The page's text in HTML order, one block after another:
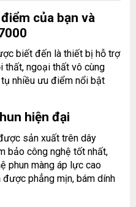
của bạn và
biết đến là thiết bị hỗ trợ
thất, ngoại thất vô cùng
nhiều ưu điểm nổi bật
hiện đại
sản xuất trên dây
bảo công nghệ tốt nhất,
phun màng áp lực cao
phẳng mịn, bám dính